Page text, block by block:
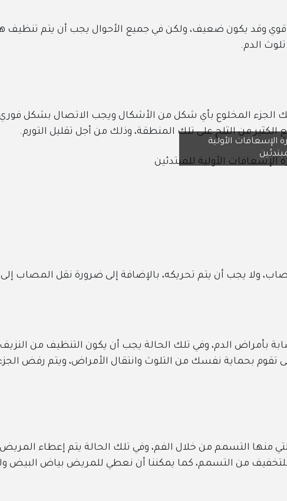
ضعيف، ولكن في جميع الأحوال يجب أن يتم تنظيف هذا الجرح
بأي شكل من الأشكال ويجب الاتصال بشكل فوري بالإسعاف،
على تلك المنطقة، وذلك من أجل تقليل التورم.
يتم تحريكه، بالإضافة إلى ضرورة نقل المصاب إلى المستشفى.
وفي تلك الحالة يجب أن يكون التنظيف من النزيف من خلال
نفسك من التلوث وانتقال الأمراض، ويتم رفض الجزء الذي ينزف
من خلال الفم، وفي تلك الحالة يتم إعطاء المريض القليل من
التسمم، كما يمكننا أن نعطي للمريض بياض البيض ولا يجب أن